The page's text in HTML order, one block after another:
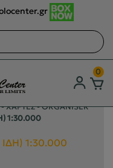
0
- ΧΑΡΤΕΣ - ORGANISER
1:30.000